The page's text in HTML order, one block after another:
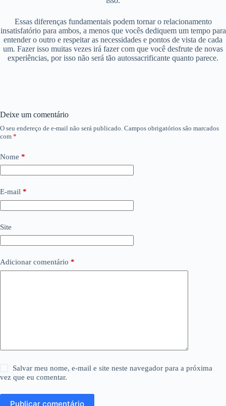
Essas diferenças fundamentais podem tornar o relacionamento
insatisfatório para ambos, a menos que vocês dediquem um tempo para
entender o outro e respeitar as necessidades e pontos de vista de cada
um. Fazer isso muitas vezes irá fazer com que você desfrute de novas
experiências, por isso não será tão autossacrificante quanto parece.
Deixe um comentário
O seu endereço de e-mail não será publicado. Campos obrigatórios são marcados
com *
Nome *
E-mail *
Site
Adicionar comentário *
Salvar meu nome, e-mail e site neste navegador para a próxima
vez que eu comentar.
Publicar comentário